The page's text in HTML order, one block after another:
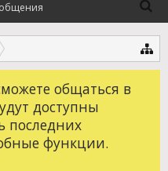
общаться в
доступны
последних
функции.